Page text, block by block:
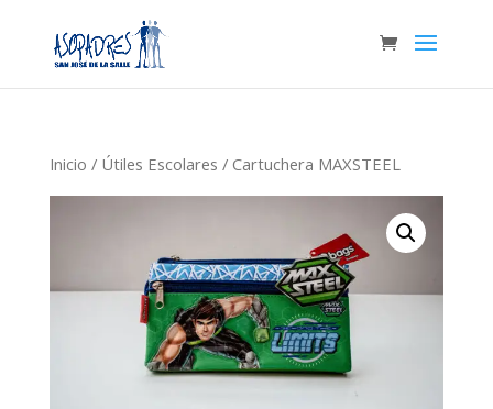
Inicio / Útiles Escolares / Cartuchera MAXSTEEL